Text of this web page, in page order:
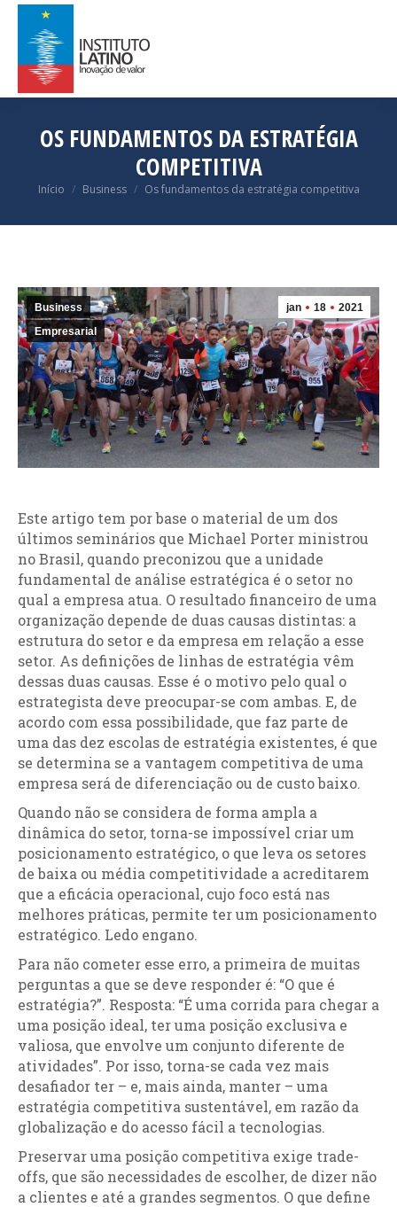
OS FUNDAMENTOS DA ESTRATÉGIA
COMPETITIVA
Você está aqui:
Início Business Os fundamentos da estratégia competitiva
jan 18 2021
Business
Empresarial
Este artigo tem por base o material de um dos
últimos seminários que Michael Porter ministrou
no Brasil, quando preconizou que a unidade
fundamental de análise estratégica é o setor no
qual a empresa atua. O resultado financeiro de uma
organização depende de duas causas distintas: a
estrutura do setor e da empresa em relação a esse
setor. As definições de linhas de estratégia vêm
dessas duas causas. Esse é o motivo pelo qual o
estrategista deve preocupar-se com ambas. E, de
acordo com essa possibilidade, que faz parte de
uma das dez escolas de estratégia existentes, é que
se determina se a vantagem competitiva de uma
empresa será de diferenciação ou de custo baixo.
Quando não se considera de forma ampla a
dinâmica do setor, torna-se impossível criar um
posicionamento estratégico, o que leva os setores
de baixa ou média competitividade a acreditarem
que a eficácia operacional, cujo foco está nas
melhores práticas, permite ter um posicionamento
estratégico. Ledo engano.
Para não cometer esse erro, a primeira de muitas
perguntas a que se deve responder é: “O que é
estratégia?”. Resposta: “É uma corrida para chegar a
uma posição ideal, ter uma posição exclusiva e
valiosa, que envolve um conjunto diferente de
atividades”. Por isso, torna-se cada vez mais
desafiador ter – e, mais ainda, manter – uma
estratégia competitiva sustentável, em razão da
globalização e do acesso fácil a tecnologias.
Preservar uma posição competitiva exige trade-
offs, que são necessidades de escolher, de dizer não
a clientes e até a grandes segmentos. O que define